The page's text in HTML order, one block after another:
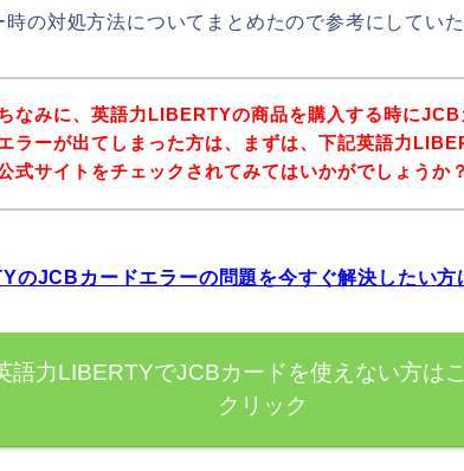
の対処方法についてまとめたので参考にしていた
なみに、英語力LIBERTYの商品を購入する時にJCB
ラーが出てしまった方は、まずは、下記英語力
式サイトをチェックされてみてはいかがでしょうか？
のJCBカードエラーの問題を今すぐ解決したい方
語力LIBERTYでJCBカードを使えない方は
クリック